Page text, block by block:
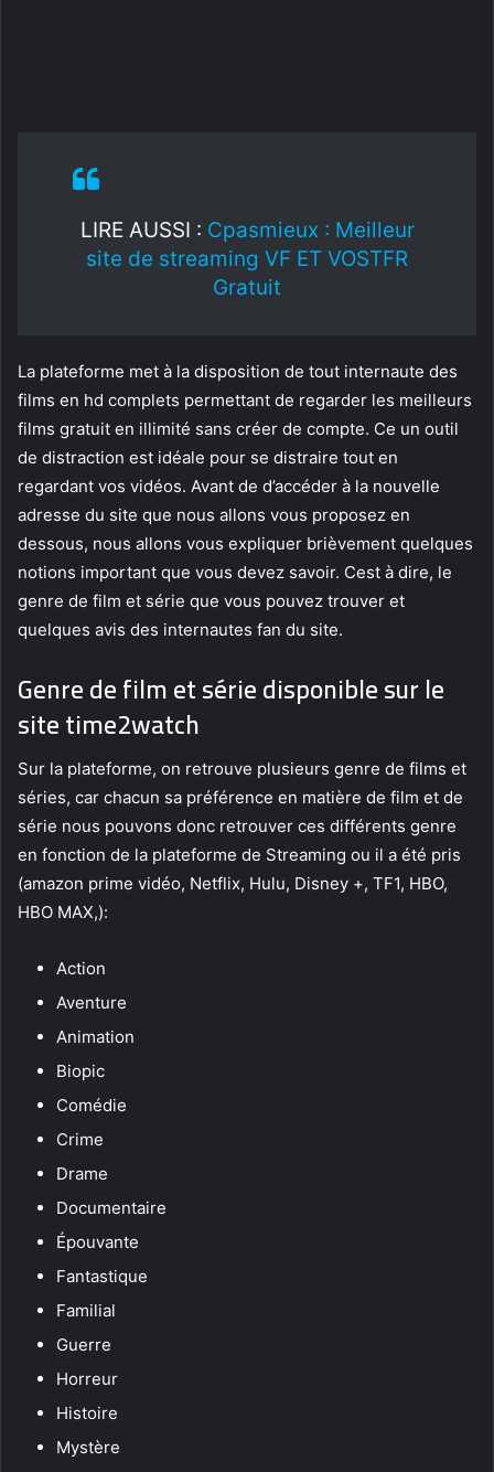
LIRE AUSSI : Cpasmieux : Meilleur
site de streaming VF ET VOSTFR
Gratuit
La plateforme met à la disposition de tout internaute des
films en hd complets permettant de regarder les meilleurs
films gratuit en illimité sans créer de compte. Ce un outil
de distraction est idéale pour se distraire tout en
regardant vos vidéos. Avant de d’accéder à la nouvelle
adresse du site que nous allons vous proposez en
dessous, nous allons vous expliquer brièvement quelques
notions important que vous devez savoir. Cest à dire, le
genre de film et série que vous pouvez trouver et
quelques avis des internautes fan du site.
Genre de film et série disponible sur le
site time2watch
Sur la plateforme, on retrouve plusieurs genre de films et
séries, car chacun sa préférence en matière de film et de
série nous pouvons donc retrouver ces différents genre
en fonction de la plateforme de Streaming ou il a été pris
(amazon prime vidéo, Netflix, Hulu, Disney +, TF1, HBO,
HBO MAX,):
Action
Aventure
Animation
Biopic
Comédie
Crime
Drame
Documentaire
Épouvante
Fantastique
Familial
Guerre
Horreur
Histoire
Mystère